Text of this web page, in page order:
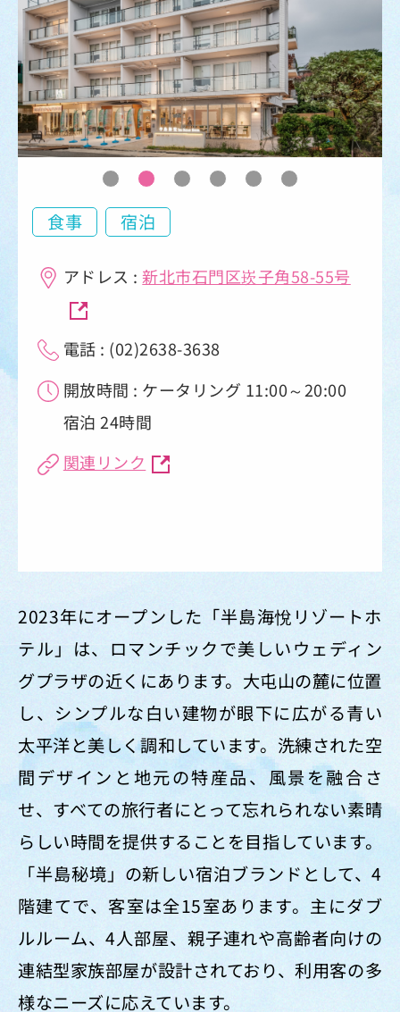
食事 宿泊
アドレス :新北市石門区崁子角58-55号
電話 : (02)2638-3638
開放時間 : ケータリング 11:00～20:00
宿泊 24時間
関連リンク
2023年にオープンした「半島海悅リゾートホ
テル」は、ロマンチックで美しいウェディン
グプラザの近くにあります。大屯山の麓に位置
し、シンプルな白い建物が眼下に広がる青い
太平洋と美しく調和しています。洗練された空
間デザインと地元の特産品、風景を融合さ
せ、すべての旅行者にとって忘れられない素晴
らしい時間を提供することを目指しています。
「半島秘境」の新しい宿泊ブランドとして、4
階建てで、客室は全15室あります。主にダブ
ルルーム、4人部屋、親子連れや高齢者向けの
連結型家族部屋が設計されており、利用客の多
様なニーズに応えています。